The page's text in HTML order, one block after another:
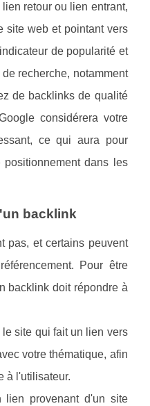
retour ou lien entrant,
site web et pointant vers
de popularité et
recherche, notamment
de backlinks de qualité
considérera votre
ce qui aura pour
positionnement dans les
backlink
pas, et certains peuvent
Pour être
backlink doit répondre à
site qui fait un lien vers
votre thématique, afin
à l'utilisateur.
lien provenant d'un site